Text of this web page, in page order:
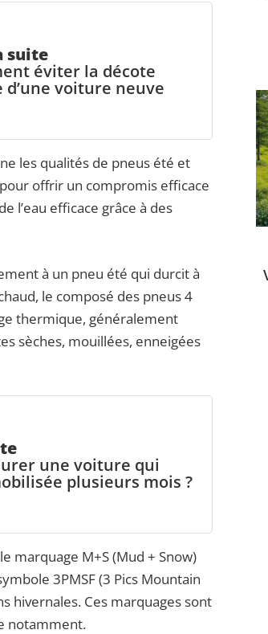
suite
éviter la décote
d’une voiture neuve
les qualités de pneus été et
offrir un compromis efficace
l’eau efficace grâce à des
à un pneu été qui durcit à
le composé des pneus 4
thermique, généralement
sèches, mouillées, enneigées
une voiture qui
plusieurs mois ?
marquage M+S (Mud + Snow)
3PMSF (3 Pics Mountain
hivernales. Ces marquages sont
notamment.